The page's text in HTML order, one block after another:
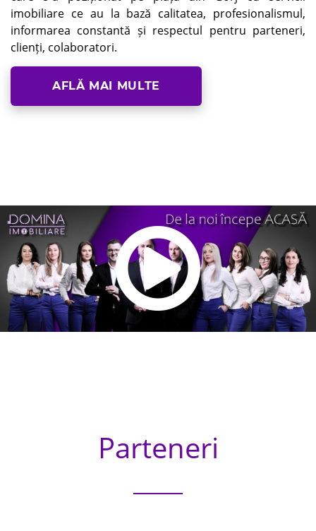
imobiliare ce au la bază calitatea, profesionalismul,
informarea constantă și respectul pentru parteneri,
clienți, colaboratori.
AFLĂ MAI MULTE
Parteneri